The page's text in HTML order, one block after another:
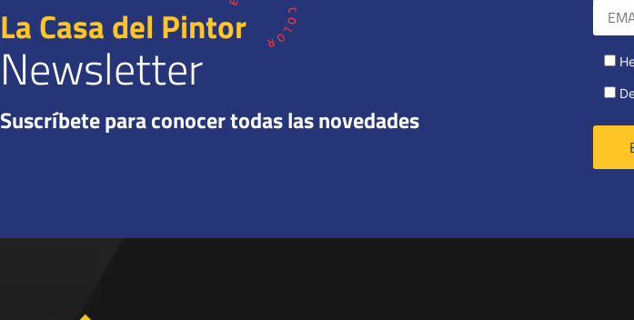
La Casa del Pintor
Newsletter
Suscríbete para conocer todas las novedades